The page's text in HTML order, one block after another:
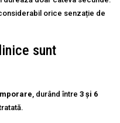
orice senzație de
sunt
, durând între 3 și 6